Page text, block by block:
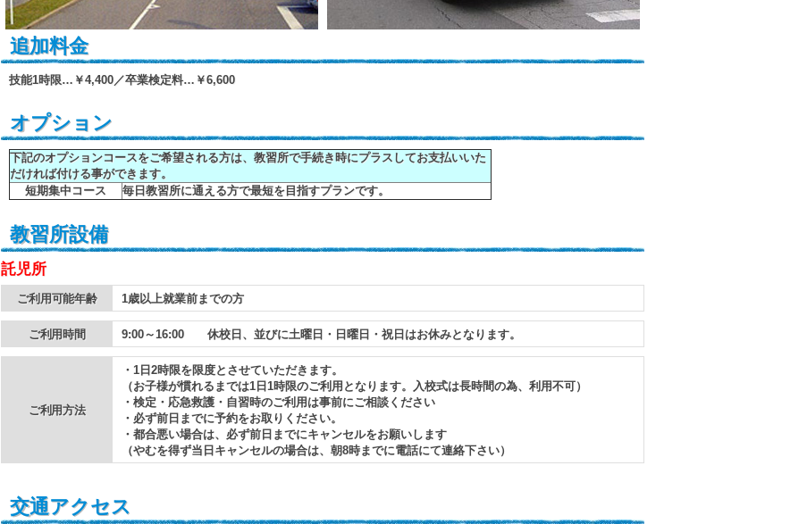
追加料金
技能1時限…￥4,400／卒業検定料…￥6,600
オプション
下記のオプションコースをご希望される方は、教習所で手続き時にプラスしてお支払いいた
だければ付ける事ができます。
短期集中コース
毎日教習所に通える方で最短を目指すプランです。
教習所設備
託児所
ご利用可能年齢 1歳以上就業前までの方
ご利用時間 9:00～16:00 休校日、並びに土曜日・日曜日・祝日はお休みとなります。
ご利用方法
・1日2時限を限度とさせていただきます。
（お子様が慣れるまでは1日1時限のご利用となります。入校式は長時間の為、利用不可）
・検定・応急救護・自習時のご利用は事前にご相談ください
・必ず前日までに予約をお取りください。
・都合悪い場合は、必ず前日までにキャンセルをお願いします
（やむを得ず当日キャンセルの場合は、朝8時までに電話にて連絡下さい）
交通アクセス